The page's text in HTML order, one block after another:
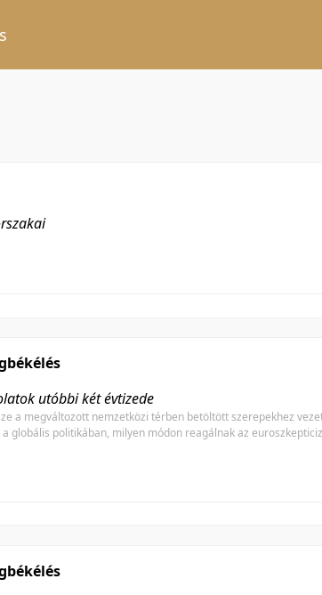
utóbbi két évtizede
a megváltozott nemzetközi térben betöltött szerepekhez
globális politikában, milyen módon reagálnak az